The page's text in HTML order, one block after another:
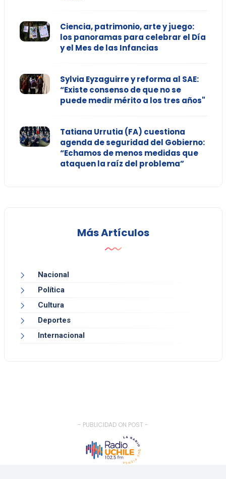
Ciencia, patrimonio, arte y juego:
los panoramas para celebrar el Día
y el Mes de las Infancias
Sylvia Eyzaguirre y reforma al SAE:
“Existe consenso de que no se
puede medir mérito a los tres años"
Tatiana Urrutia (FA) cuestiona
agenda de seguridad del Gobierno:
“Echamos de menos medidas que
ataquen la raíz del problema”
Más Artículos
Nacional
Política
Cultura
Deportes
Internacional
- PUBLICIDAD ON POST -